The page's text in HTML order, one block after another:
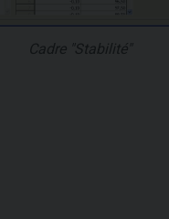
Cadre "Stabilité"